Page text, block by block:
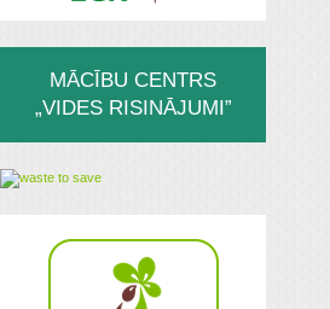
MĀCĪBU CENTRS
„VIDES RISINĀJUMI”